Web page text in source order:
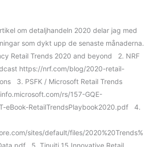
om detaljhandeln 2020 delar jag med
som dykt upp de senaste månaderna.
Retail Trends 2020 and beyond 2. NRF
https://nrf.com/blog/2020-retail-
3. PSFK / Microsoft Retail Trends
rs/157-GQE-
eBook-RetailTrendsPlaybook2020.pdf 4.
sites/default/files/2020%20Trends%